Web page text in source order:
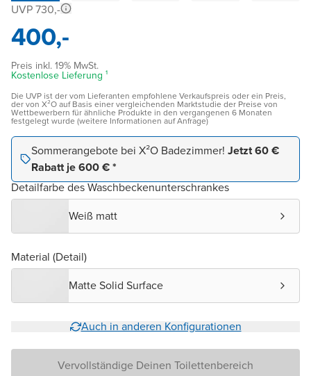
UVP 730,-
400,-
Preis inkl. 19% MwSt.
Kostenlose Lieferung ¹
Die UVP ist der vom Lieferanten empfohlene Verkaufspreis oder ein Preis,
der von X²O auf Basis einer vergleichenden Marktstudie der Preise von
Wettbewerbern für ähnliche Produkte in den vergangenen 6 Monaten
festgelegt wurde (weitere Informationen auf Anfrage)
Sommerangebote bei X²O Badezimmer! Jetzt 60 €
Rabatt je 600 € *
Detailfarbe des Waschbeckenunterschrankes
Weiß matt
Material (Detail)
Matte Solid Surface
Auch in anderen Konfigurationen
Vervollständige Deinen Toilettenbereich